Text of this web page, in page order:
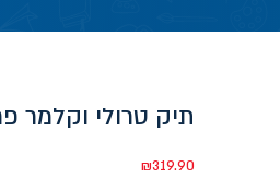
תיק טרולי וקלמר
₪319.90